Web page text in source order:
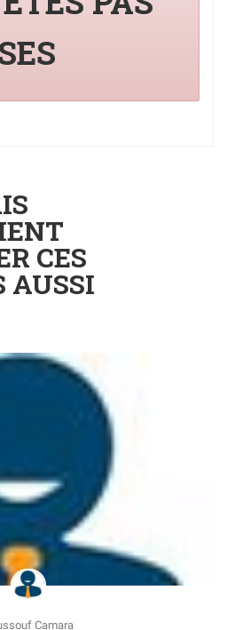
CES
AUSSI
Camara